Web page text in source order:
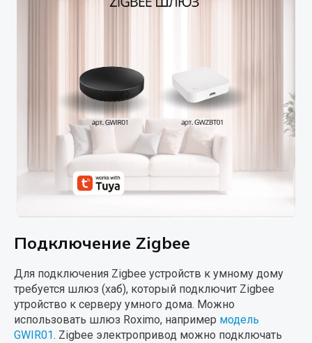
Подключение Zigbee
Для подключения Zigbee устройств к умному дому
требуется шлюз (хаб), который подключит Zigbee
утройство к серверу умного дома. Можно
использовать шлюз Roximo, например модель
GWIR01. Zigbee электропривод можно подключать